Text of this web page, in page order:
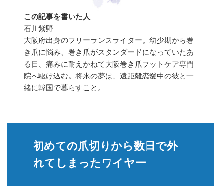
この記事を書いた人
石川紫野
大阪府出身のフリーランスライター。幼少期から巻
き爪に悩み、巻き爪がスタンダードになっていたあ
る日、痛みに耐えかねて大阪巻き爪フットケア専門
院へ駆け込む。将来の夢は、遠距離恋愛中の彼と一
緒に韓国で暮らすこと。
初めての爪切りから数日で外
れてしまったワイヤー